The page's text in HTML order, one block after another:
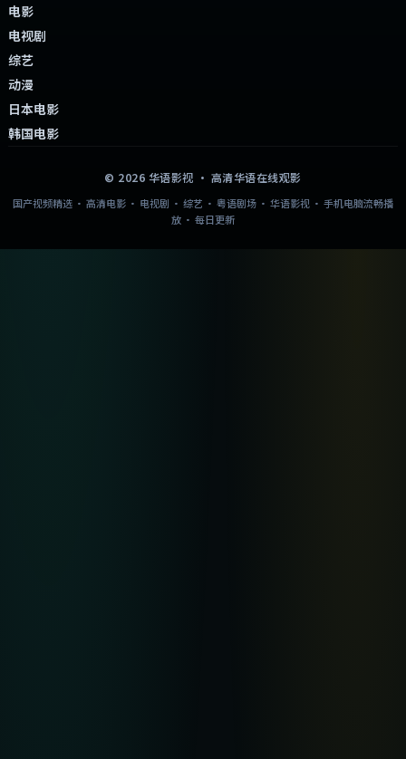
电影
电视剧
综艺
动漫
日本电影
韩国电影
© 2026 华语影视 · 高清华语在线观影
国产视频精选 · 高清电影 · 电视剧 · 综艺 · 粤语剧场 · 华语影视 · 手机电脑流畅播
放 · 每日更新